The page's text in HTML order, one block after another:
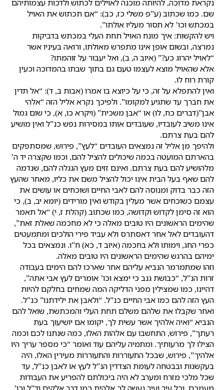
נקראת מדוכה, להיותה מוכנה לאוילים לכתוש ולדכות עצמותיהם
שם. כמו שכתוב (ע”פ משלי כז, כב): “אם תכתוש את האויל
במכתש וכו’ לא תסור מעליו אולתו”.
ויש להקשות: איך מונח האויל תחת העלי במכתש בדביקות
נמרצה, ובשום אופן אינו מתפרש מאולתו, ורואה בעיניו אשר
“לאויל יהרוג כע?” (איוב ה, ב), ואל יעבור על זוהמתו?
אלא שהאויל מוצא לעצמו טעם גם בתוך שבתו בהמדוכה וכעין
קורת רוח לו.
ואין להתפלא על זה, כי על כיוצא בו אמרו (אבות ב, ד): “אל תדין
את חברך עד שתגיע למקומו”. ולפיכך נקרא אליל הזה “אלהי
אבן”(דברים כח, לו) או “אבן משכית” (ויקרא כו, א), כי שום גמול
אינו משיב לעובדיו, שעובדים אותו במסירות נפש כנ”ל ואין מושיע
להם בעת צרתם.
ולהיפך מן אליל זה נמצאים העובדים “לעץ”, פירוש, שמסתפקים
בהארתם המועטה בכמה שיכולים להציל להם, וכמו שקצרה יד ה’
מלהושיע להם בעת צרתם. ואינם זזים מעץ הנגלה להם, שנדמה
להם שאף בעל הבית אינו יכול להציל משם את כליו, מאחר שהעץ
הזה כבר בדוק ומנוסה להם לאבי החיים ושוכחים או עושים את
עצמם כשוכחים אשר מעלין בקודש ואין מורידים (יומא יב, ב), כי
הוא זה סימן לקדוש וקדושה, כמו שכתוב (קהלת ז, י) “אל תאמר
שהימים הראשונים היו טובים מאלה כי לא מחכמה שאלת זאת”,
דהעובדים לאל אחר דאסתרס ולא עביד פירי הולכים ומתמעטים
כפרי החג, וימותו ולא בחכמה (איוב ד, כא) ח”ו. ונמצאים בכל
ימיהם בהרגש שהימים הראשונים היו טובים מאלה.
וזהו שמתמרמר הנביא עליהם אחר שארכו להם הימים בעבודה
זרות הנ”ל, “כבושת גנב כי ימצא וכו’ אומרים לעץ אבי אתה”,
דהיינו, כמו שמצילין מפני הדליקה המה שמחים בחלקם להיות
העץ הזה להם כמו אבי החיים כנ”ל. “ולאבן את ילידתנו” כנ”ל.
ואחר שקבלו את שלהם משלם תחת העלי והמכתשת, שואל להם
הנביא “ואיה אלהיך אשר עשית לך, יקומו אם יושיעוך בעת
רעתך”, פירוש, התחשבו עם אלהות האלו, כמה שנתנו לכם וכמה
הצילו לך מרעותיך. ומתמיה עליהם עוד ואומר “כי מספר עריך היו
אלהיך”, פירוש, שבכל התעוררות והתעוררות מעירין האלו, היה
בעקשנות ובבטחה לעומת הצדדין הנ”ל לעץ או לאבן כנ”ל, עד
שכל מלכי מזרח ומערב לא היה ביכולתם להפריע את העבודות